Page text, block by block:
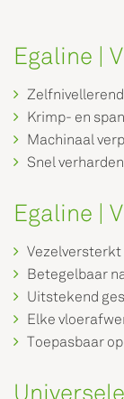
Egaline |
Zelfnivellerend
Krimp- en
Machinaal
Snel
Egaline |
Vezelversterkt
Betegelbaar
Uitstekend
Elke
Toepasbaar